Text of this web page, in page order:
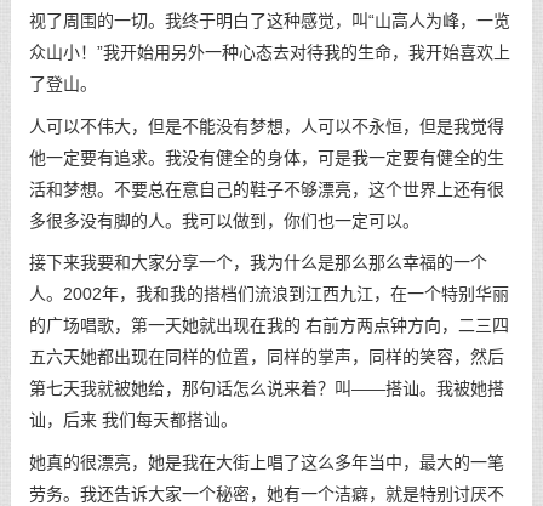
视了周围的一切。我终于明白了这种感觉，叫“山高人为峰，一览
众山小！”我开始用另外一种心态去对待我的生命，我开始喜欢上
了登山。
人可以不伟大，但是不能没有梦想，人可以不永恒，但是我觉得
他一定要有追求。我没有健全的身体，可是我一定要有健全的生
活和梦想。不要总在意自己的鞋子不够漂亮，这个世界上还有很
多很多没有脚的人。我可以做到，你们也一定可以。
接下来我要和大家分享一个，我为什么是那么那么幸福的一个
人。2002年，我和我的搭档们流浪到江西九江，在一个特别华丽
的广场唱歌，第一天她就出现在我的 右前方两点钟方向，二三四
五六天她都出现在同样的位置，同样的掌声，同样的笑容，然后
第七天我就被她给，那句话怎么说来着？叫——搭讪。我被她搭
讪，后来 我们每天都搭讪。
她真的很漂亮，她是我在大街上唱了这么多年当中，最大的一笔
劳务。我还告诉大家一个秘密，她有一个洁癖，就是特别讨厌不